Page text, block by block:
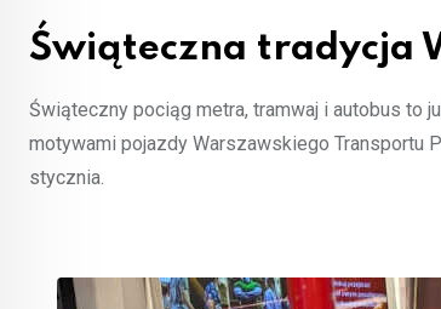
Świąteczna tradycja
Świąteczny pociąg metra, tramwaj i autobus to
motywami pojazdy Warszawskiego Transportu
stycznia.